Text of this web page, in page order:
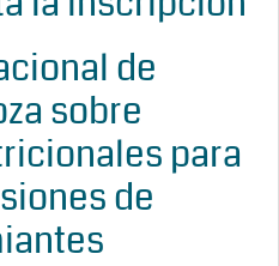
de
sobre
para
de